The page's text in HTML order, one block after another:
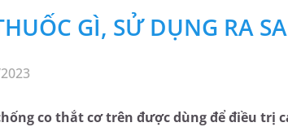
GÌ, SỬ DỤNG RA
co thắt cơ trên được dùng để điều trị